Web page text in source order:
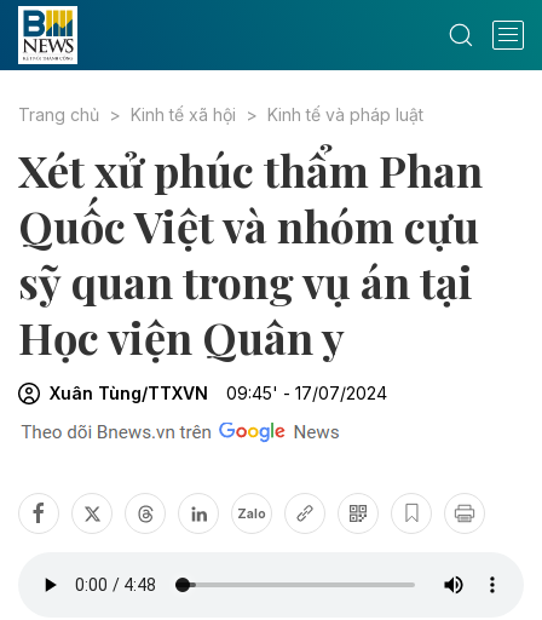
Trang chủ Kinh tế xã hội Kinh tế và pháp luật
Xét xử phúc thẩm Phan
Quốc Việt và nhóm cựu
sỹ quan trong vụ án tại
Học viện Quân y
Xuân Tùng/TTXVN 09:45' - 17/07/2024
Zalo